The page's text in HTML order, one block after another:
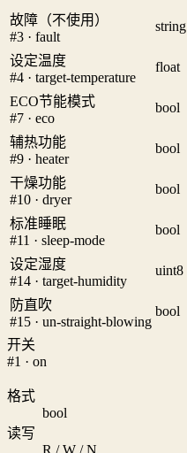
故障（不使用）
#3 · fault
string
设定温度
#4 · target-temperature
float
ECO节能模式
#7 · eco
bool
辅热功能
#9 · heater
bool
干燥功能
#10 · dryer
bool
标准睡眠
#11 · sleep-mode
bool
设定湿度
#14 · target-humidity
uint8
防直吹
#15 · un-straight-blowing
bool
开关
#1 · on
格式
bool
读写
R / W / N